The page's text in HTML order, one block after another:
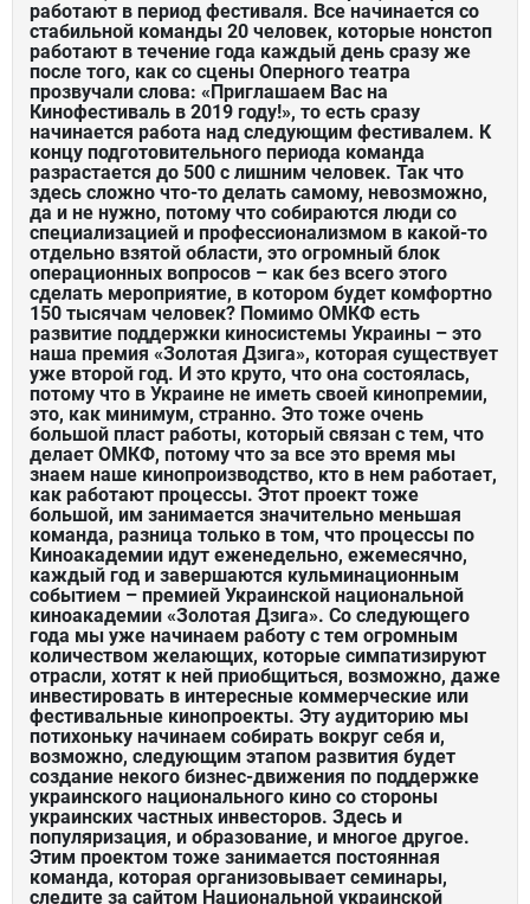
работают в период фестиваля. Все начинается со
стабильной команды 20 человек, которые нонстоп
работают в течение года каждый день сразу же
после того, как со сцены Оперного театра
прозвучали слова: «Приглашаем Вас на
Кинофестиваль в 2019 году!», то есть сразу
начинается работа над следующим фестивалем. К
концу подготовительного периода команда
разрастается до 500 с лишним человек. Так что
здесь сложно что-то делать самому, невозможно,
да и не нужно, потому что собираются люди со
специализацией и профессионализмом в какой-то
отдельно взятой области, это огромный блок
операционных вопросов – как без всего этого
сделать мероприятие, в котором будет комфортно
150 тысячам человек? Помимо ОМКФ есть
развитие поддержки киносистемы Украины – это
наша премия «Золотая Дзига», которая существует
уже второй год. И это круто, что она состоялась,
потому что в Украине не иметь своей кинопремии,
это, как минимум, странно. Это тоже очень
большой пласт работы, который связан с тем, что
делает ОМКФ, потому что за все это время мы
знаем наше кинопроизводство, кто в нем работает,
как работают процессы. Этот проект тоже
большой, им занимается значительно меньшая
команда, разница только в том, что процессы по
Киноакадемии идут еженедельно, ежемесячно,
каждый год и завершаются кульминационным
событием – премией Украинской национальной
киноакадемии «Золотая Дзига». Со следующего
года мы уже начинаем работу с тем огромным
количеством желающих, которые симпатизируют
отрасли, хотят к ней приобщиться, возможно, даже
инвестировать в интересные коммерческие или
фестивальные кинопроекты. Эту аудиторию мы
потихоньку начинаем собирать вокруг себя и,
возможно, следующим этапом развития будет
создание некого бизнес-движения по поддержке
украинского национального кино со стороны
украинских частных инвесторов. Здесь и
популяризация, и образование, и многое другое.
Этим проектом тоже занимается постоянная
команда, которая организовывает семинары,
следите за сайтом Национальной украинской